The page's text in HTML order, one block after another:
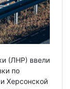
(ЛНР) ввели
по
Херсонской